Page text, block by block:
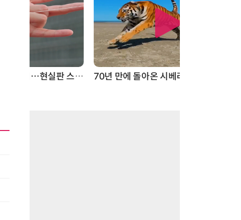
70년 만에 돌아온 시베리아호랑이…카자흐스탄 야생에 풀렸다